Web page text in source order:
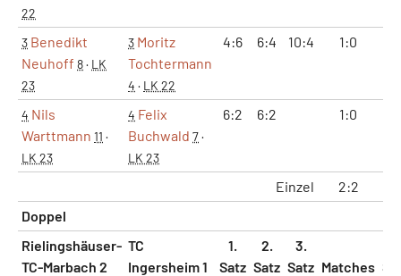
22
3 Benedikt
Neuhoff 8· LK
23
3 Moritz
Tochtermann
4 · LK 22
4:6 6:4 10:4 1:0
4 Nils
Warttmann 11 ·
LK 23
4 Felix
Buchwald 7·
LK 23
6:2 6:2 1:0
Einzel 2:2
Doppel
Rielingshäuser-
TC-Marbach 2
TC
Ingersheim 1
1.
Satz
2.
Satz
3.
Satz Matches